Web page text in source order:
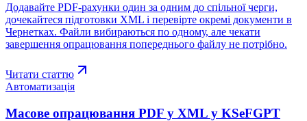
Додавайте PDF-рахунки один за одним до спільної черги,
дочекайтеся підготовки XML і перевірте окремі документи в
Чернетках. Файли вибираються по одному, але чекати
завершення опрацювання попереднього файлу не потрібно.
Читати статтю
Автоматизація
Масове опрацювання PDF у XML у KSeFGPT